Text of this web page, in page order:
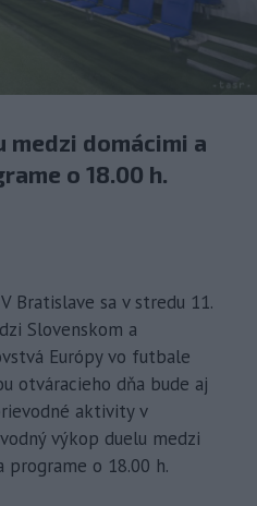
medzi domácimi a
o 18.00 h.
Bratislave sa v stredu 11.
Slovenskom a
Európy vo futbale
otváracieho dňa bude aj
aktivity v
výkop duelu medzi
programe o 18.00 h.